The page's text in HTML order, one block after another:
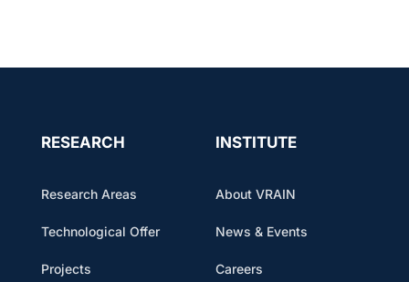
RESEARCH
Research Areas
Technological Offer
Projects
INSTITUTE
About VRAIN
News & Events
Careers